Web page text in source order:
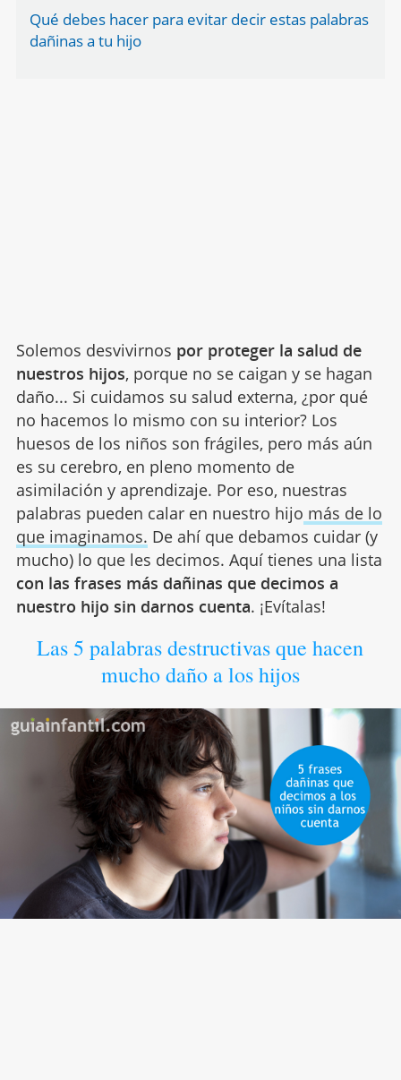
Qué debes hacer para evitar decir estas palabras
dañinas a tu hijo
Solemos desvivirnos por proteger la salud de
nuestros hijos, porque no se caigan y se hagan
daño... Si cuidamos su salud externa, ¿por qué
no hacemos lo mismo con su interior? Los
huesos de los niños son frágiles, pero más aún
es su cerebro, en pleno momento de
asimilación y aprendizaje. Por eso, nuestras
palabras pueden calar en nuestro hijo más de lo
que imaginamos. De ahí que debamos cuidar (y
mucho) lo que les decimos. Aquí tienes una lista
con las frases más dañinas que decimos a
nuestro hijo sin darnos cuenta. ¡Evítalas!
Las 5 palabras destructivas que hacen
mucho daño a los hijos